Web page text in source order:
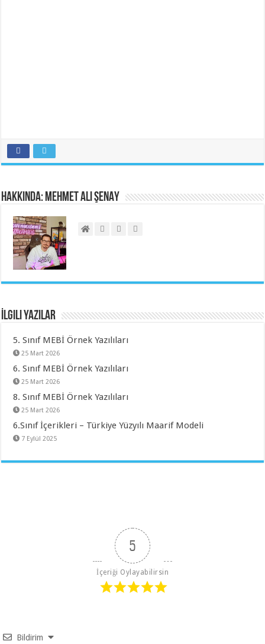
Hakkında: Mehmet Ali ŞENAY
İlgili Yazılar
5. Sınıf MEBİ Örnek Yazılıları
25 Mart 2026
6. Sınıf MEBİ Örnek Yazılıları
25 Mart 2026
8. Sınıf MEBİ Örnek Yazılıları
25 Mart 2026
6.Sınıf İçerikleri – Türkiye Yüzyılı Maarif Modeli
7 Eylül 2025
5
İçeriği Oylayabilirsin
Bildirim